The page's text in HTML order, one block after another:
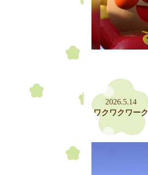
2026.5.14
ワクワクワーク